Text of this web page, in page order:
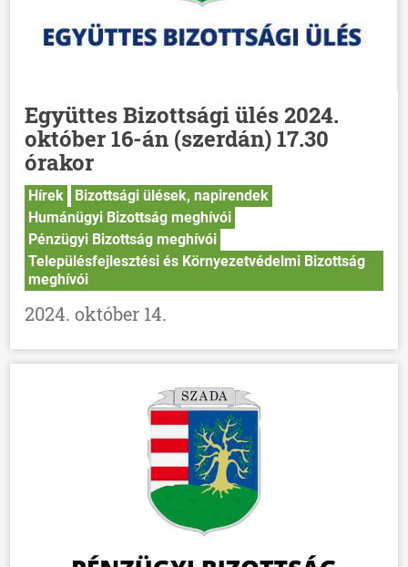
Együttes Bizottsági ülés 2024.
október 16-án (szerdán) 17.30
órakor
Hírek
Bizottsági ülések, napirendek
Humánügyi Bizottság meghívói
Pénzügyi Bizottság meghívói
Településfejlesztési és Környezetvédelmi Bizottság
meghívói
2024. október 14.